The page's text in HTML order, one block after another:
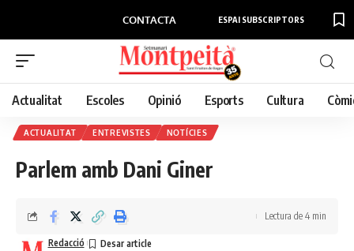
CONTACTA ESPAI SUBSCRIPTORS
Actualitat Escoles Opinió Esports Cultura
ACTUALITAT ENTREVISTES NOTÍCIES
Parlem amb Dani Giner
Redacció
Lectura de 4 min